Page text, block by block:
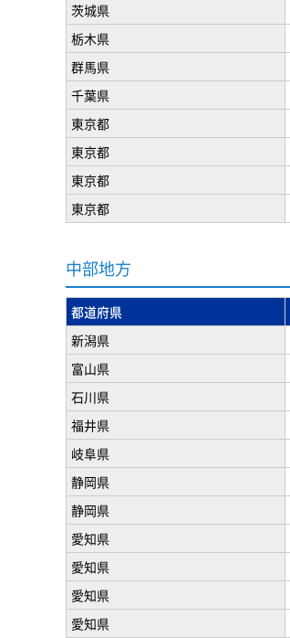
茨城県
栃木県
群馬県
千葉県
東京都
東京都
東京都
東京都
中部地方
都道府県
新潟県
富山県
石川県
福井県
岐阜県
静岡県
静岡県
愛知県
愛知県
愛知県
愛知県